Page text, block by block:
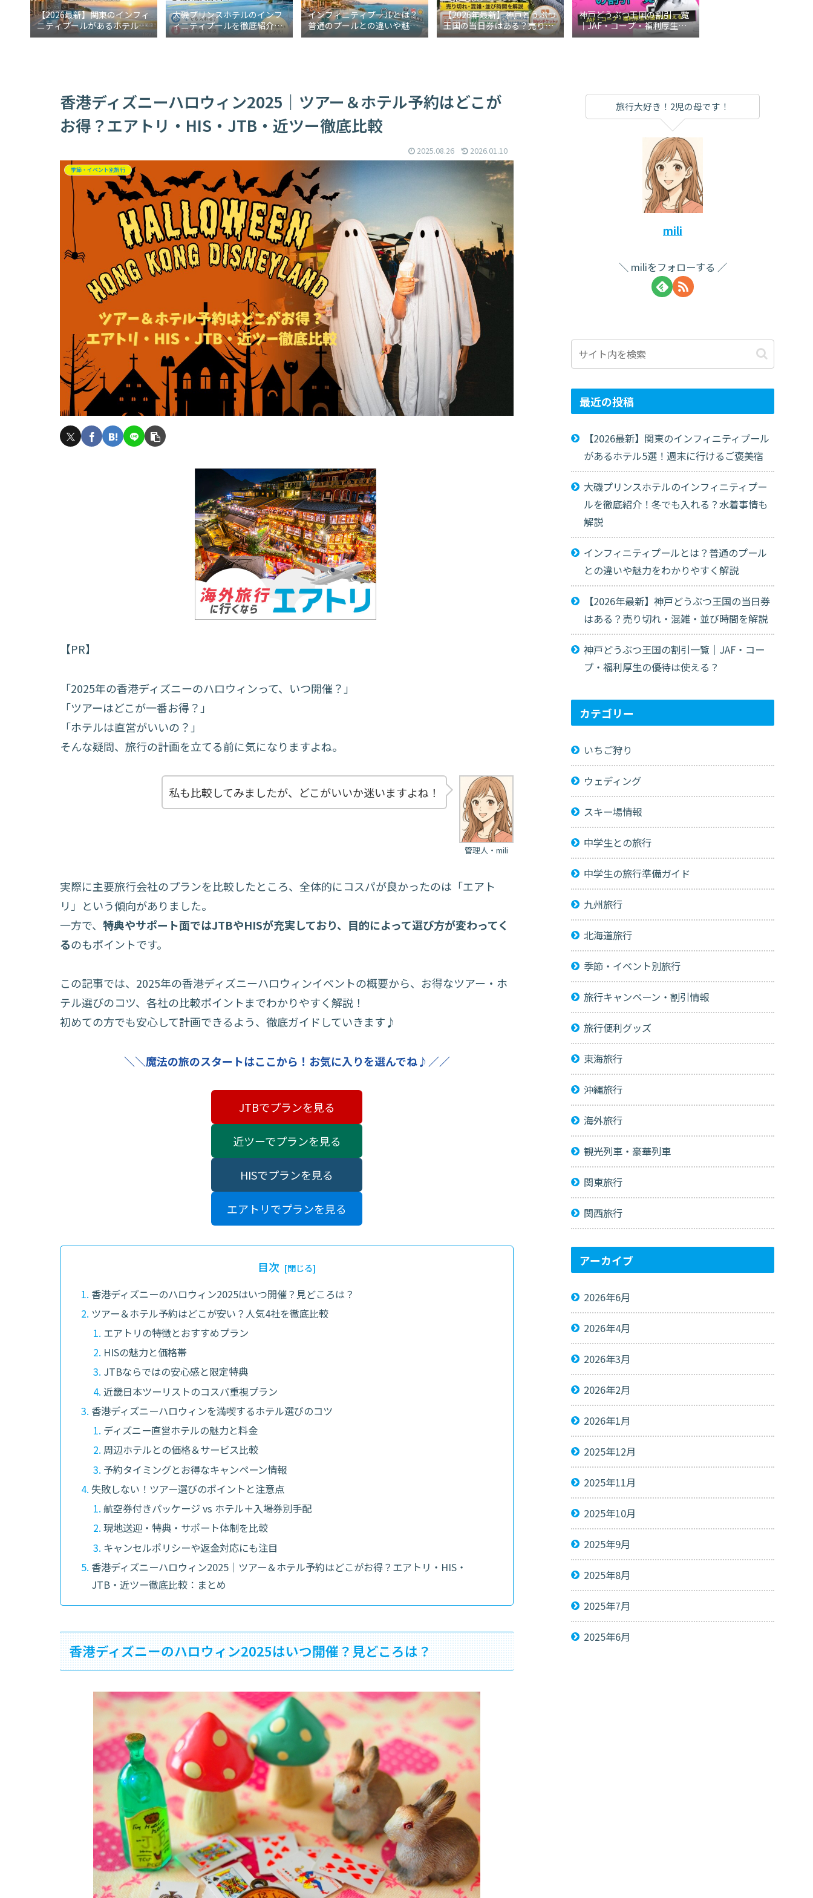
【2026最新】関東のインフィ
ニティプールがあるホテル5
選！週末に行けるご褒美宿
大磯プリンスホテルのインフ
ィニティプールを徹底紹介！
冬でも入れる？水着事情も解
インフィニティプールとは？
普通のプールとの違いや魅力
をわかりやすく解説
【2026年最新】神戸どうぶつ
王国の当日券はある？売り切
れ・混雑・並び時間を解説
神戸どうぶつ王国の割引一覧
｜JAF・コープ・福利厚生の
優待は使える？
香港ディズニーハロウィン2025｜ツアー＆ホテル予約はどこが
お得？エアトリ・HIS・JTB・近ツー徹底比較
2025.08.26 2026.01.10
季節・イベント別旅行
【PR】
「2025年の香港ディズニーのハロウィンって、いつ開催？」
「ツアーはどこが一番お得？」
「ホテルは直営がいいの？」
そんな疑問、旅行の計画を立てる前に気になりますよね。
管理人・mili
私も比較してみましたが、どこがいいか迷いますよね！
実際に主要旅行会社のプランを比較したところ、全体的にコスパが良かったのは「エアト
リ」という傾向がありました。
一方で、 特典やサポート面ではJTBやHISが充実しており、目的によって選び方が変わってく
るのもポイントです。
この記事では、2025年の香港ディズニーハロウィンイベントの概要から、お得なツアー・ホ
テル選びのコツ、各社の比較ポイントまでわかりやすく解説！
初めての方でも安心して計画できるよう、徹底ガイドしていきます♪
＼＼魔法の旅のスタートはここから！お気に入りを選んでね♪／／
JTBでプランを見る
近ツーでプランを見る
HISでプランを見る
エアトリでプランを見る
目次
香港ディズニーのハロウィン2025はいつ開催？見どころは？
ツアー＆ホテル予約はどこが安い？人気4社を徹底比較
エアトリの特徴とおすすめプラン
HISの魅力と価格帯
JTBならではの安心感と限定特典
近畿日本ツーリストのコスパ重視プラン
香港ディズニーハロウィンを満喫するホテル選びのコツ
ディズニー直営ホテルの魅力と料金
周辺ホテルとの価格＆サービス比較
予約タイミングとお得なキャンペーン情報
失敗しない！ツアー選びのポイントと注意点
航空券付きパッケージ vs ホテル＋入場券別手配
現地送迎・特典・サポート体制を比較
キャンセルポリシーや返金対応にも注目
香港ディズニーハロウィン2025｜ツアー＆ホテル予約はどこがお得？エアトリ・HIS・
JTB・近ツー徹底比較：まとめ
香港ディズニーのハロウィン2025はいつ開催？見どころは？
旅行大好き！2児の母です！
mili
miliをフォローする
最近の投稿
【2026最新】関東のインフィニティプール
があるホテル5選！週末に行けるご褒美宿
大磯プリンスホテルのインフィニティプー
ルを徹底紹介！冬でも入れる？水着事情も
解説
インフィニティプールとは？普通のプール
との違いや魅力をわかりやすく解説
【2026年最新】神戸どうぶつ王国の当日券
はある？売り切れ・混雑・並び時間を解説
神戸どうぶつ王国の割引一覧｜JAF・コー
プ・福利厚生の優待は使える？
カテゴリー
いちご狩り
ウェディング
スキー場情報
中学生との旅行
中学生の旅行準備ガイド
九州旅行
北海道旅行
季節・イベント別旅行
旅行キャンペーン・割引情報
旅行便利グッズ
東海旅行
沖縄旅行
海外旅行
観光列車・豪華列車
関東旅行
関西旅行
アーカイブ
2026年6月
2026年4月
2026年3月
2026年2月
2026年1月
2025年12月
2025年11月
2025年10月
2025年9月
2025年8月
2025年7月
2025年6月